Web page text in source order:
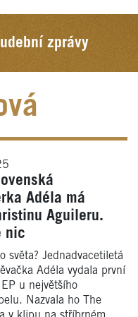
zprávy
Adéla má
Aguileru.
nic
světa? Jednadvacetiletá
Adéla vydala první
u největšího
Nazvala ho The